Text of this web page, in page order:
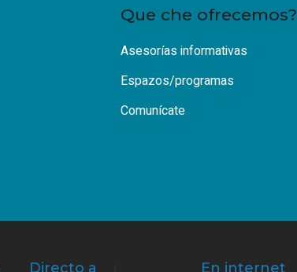
Que che ofrecemos?
Asesorías informativas
Espazos/programas
Comunícate
Directo a En internet